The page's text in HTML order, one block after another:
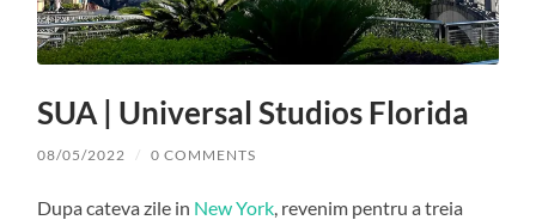
SUA | Universal Studios Florida
08/05/2022 / 0 COMMENTS
Dupa cateva zile in New York, revenim pentru a treia